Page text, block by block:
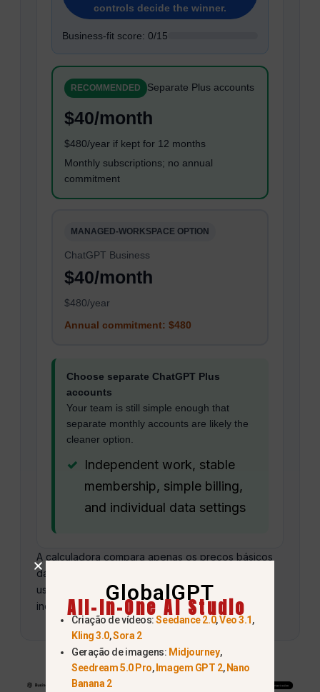
controls decide the winner.
Business-fit score: 0/15
RECOMMENDED Separate Plus accounts
$40/month
$480/year if kept for 12 months
Monthly subscriptions; no annual
commitment
MANAGED-WORKSPACE OPTION
ChatGPT Business
$40/month
$480/year
Annual commitment: $480
Choose separate ChatGPT Plus
accounts
Your team is still simple enough that
separate monthly accounts are likely the
cleaner option.
Independent work, stable
membership, simple billing,
and individual data settings
A calculadora compara apenas os preços básicos
das assinaturas. Impostos, conversão de moeda,
uso opcional e alterações no plano não estão
incluídos.
GlobalGPT
All-In-One AI Studio
Criação de vídeos:Seedance 2.0,Veo 3.1,
Kling 3.0,Sora 2
Geração de imagens: Midjourney,
Seedream 5.0 Pro, Imagem GPT 2, Nano
Banana 2